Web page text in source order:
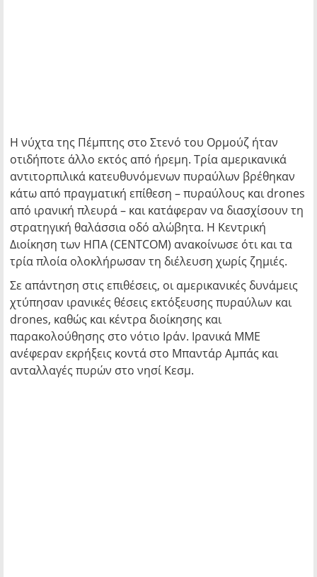
Η νύχτα της Πέμπτης στο Στενό του Ορμούζ ήταν
οτιδήποτε άλλο εκτός από ήρεμη. Τρία αμερικανικά
αντιτορπιλικά κατευθυνόμενων πυραύλων βρέθηκαν
κάτω από πραγματική επίθεση – πυραύλους και drones
από ιρανική πλευρά – και κατάφεραν να διασχίσουν τη
στρατηγική θαλάσσια οδό αλώβητα. Η Κεντρική
Διοίκηση των ΗΠΑ (CENTCOM) ανακοίνωσε ότι και τα
τρία πλοία ολοκλήρωσαν τη διέλευση χωρίς ζημιές.
Σε απάντηση στις επιθέσεις, οι αμερικανικές δυνάμεις
χτύπησαν ιρανικές θέσεις εκτόξευσης πυραύλων και
drones, καθώς και κέντρα διοίκησης και
παρακολούθησης στο νότιο Ιράν. Ιρανικά ΜΜΕ
ανέφεραν εκρήξεις κοντά στο Μπαντάρ Αμπάς και
ανταλλαγές πυρών στο νησί Κεσμ.